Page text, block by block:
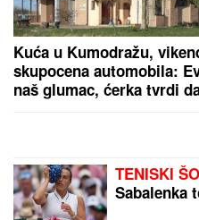
Kuća u Kumodražu,
skupocena automobila:
naš glumac, ćerka tvrdi
TENISKI
Sabalenka